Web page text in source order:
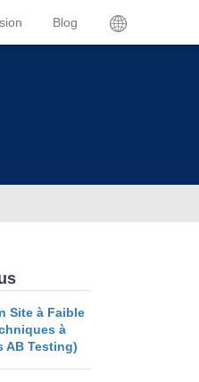
Blog
Site à Faible
à
AB Testing)